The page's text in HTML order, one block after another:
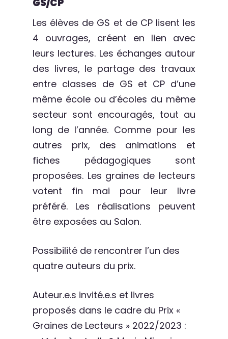
Les élèves de GS et de CP lisent les
4 ouvrages, créent en lien avec
leurs lectures. Les échanges autour
des livres, le partage des travaux
entre classes de GS et CP d’une
même école ou d’écoles du même
secteur sont encouragés, tout au
long de l’année. Comme pour les
autres prix, des animations et
fiches pédagogiques sont
proposées. Les graines de lecteurs
votent fin mai pour leur livre
préféré. Les réalisations peuvent
être exposées au Salon.
Possibilité de rencontrer l’un des
quatre auteurs du prix.
Auteur.e.s invité.e.s et livres
proposés dans le cadre du Prix «
Graines de Lecteurs » 2022/2023 :